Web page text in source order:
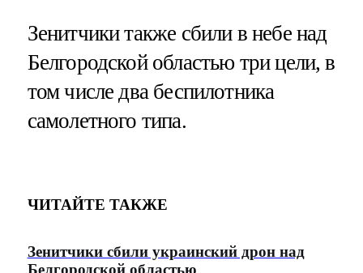
Зенитчики также сбили в небе над
Белгородской областью три цели, в
том числе два беспилотника
самолетного типа.
ЧИТАЙТЕ ТАКЖЕ
Зенитчики сбили украинский дрон над
Белгородской областью